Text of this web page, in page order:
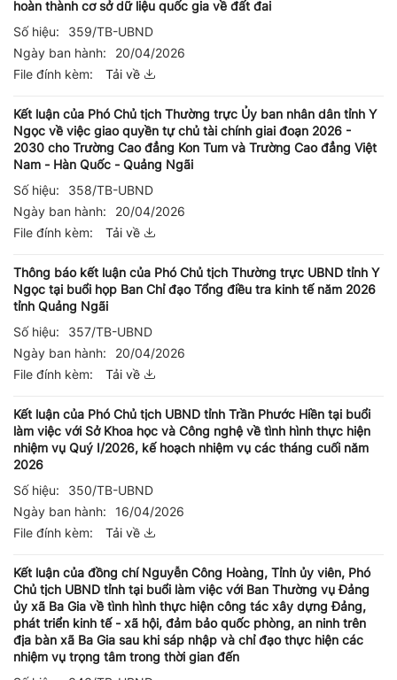
hoàn thành cơ sở dữ liệu quốc gia về đất đai
Số hiệu:
359/TB-UBND
Ngày ban hành:
20/04/2026
File đính kèm:
Tải về
Kết luận của Phó Chủ tịch Thường trực Ủy ban nhân dân tỉnh Y
Ngọc về việc giao quyền tự chủ tài chính giai đoạn 2026 -
2030 cho Trường Cao đẳng Kon Tum và Trường Cao đẳng Việt
Nam - Hàn Quốc - Quảng Ngãi
Số hiệu:
358/TB-UBND
Ngày ban hành:
20/04/2026
File đính kèm:
Tải về
Thông báo kết luận của Phó Chủ tịch Thường trực UBND tỉnh Y
Ngọc tại buổi họp Ban Chỉ đạo Tổng điều tra kinh tế năm 2026
tỉnh Quảng Ngãi
Số hiệu:
357/TB-UBND
Ngày ban hành:
20/04/2026
File đính kèm:
Tải về
Kết luận của Phó Chủ tịch UBND tỉnh Trần Phước Hiền tại buổi
làm việc với Sở Khoa học và Công nghệ về tình hình thực hiện
nhiệm vụ Quý I/2026, kế hoạch nhiệm vụ các tháng cuối năm
2026
Số hiệu:
350/TB-UBND
Ngày ban hành:
16/04/2026
File đính kèm:
Tải về
Kết luận của đồng chí Nguyễn Công Hoàng, Tỉnh ủy viên, Phó
Chủ tịch UBND tỉnh tại buổi làm việc với Ban Thường vụ Đảng
ủy xã Ba Gia về tình hình thực hiện công tác xây dựng Đảng,
phát triển kinh tế - xã hội, đảm bảo quốc phòng, an ninh trên
địa bàn xã Ba Gia sau khi sáp nhập và chỉ đạo thực hiện các
nhiệm vụ trọng tâm trong thời gian đến